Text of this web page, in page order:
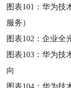
图表101：华为技
服务）
图表102：企业全
图表103：华为技
向
图表104：华为技